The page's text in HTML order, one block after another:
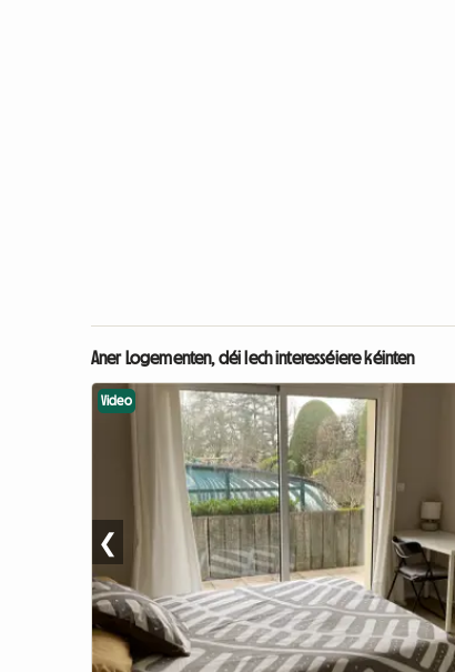
Aner Logementen, déi Iech interesséiere kéinten
Video
❮